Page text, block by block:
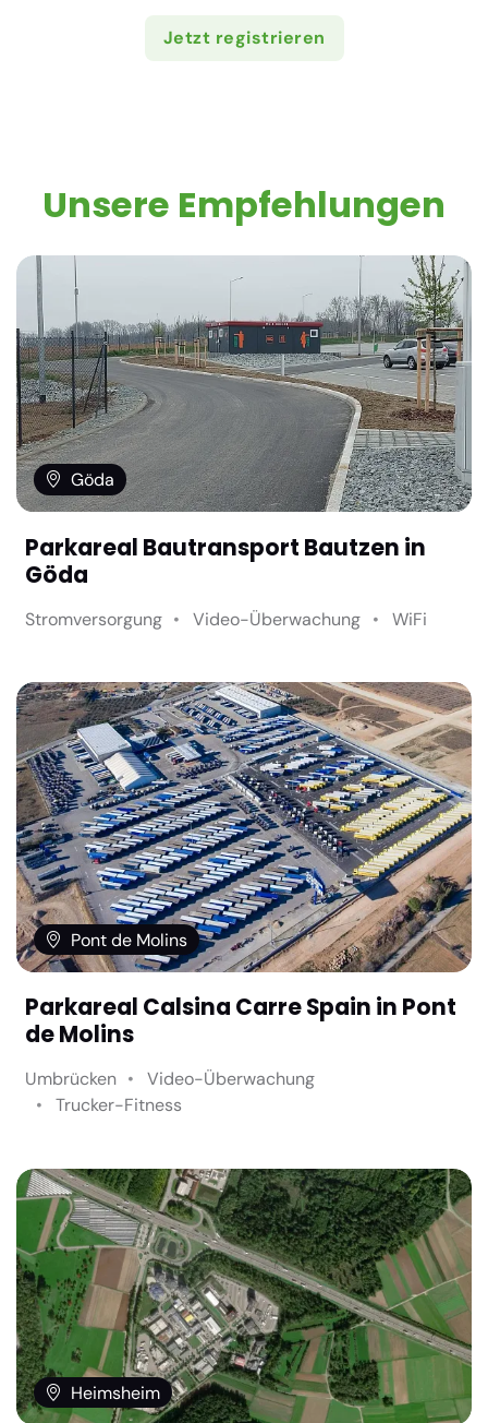
Jetzt registrieren
Unsere Empfehlungen
Göda
Parkareal Bautransport Bautzen in
Göda
Stromversorgung Video-Überwachung WiFi
Pont de Molins
Parkareal Calsina Carre Spain in Pont
de Molins
Umbrücken
Video-Überwachung
Trucker-Fitness
Heimsheim